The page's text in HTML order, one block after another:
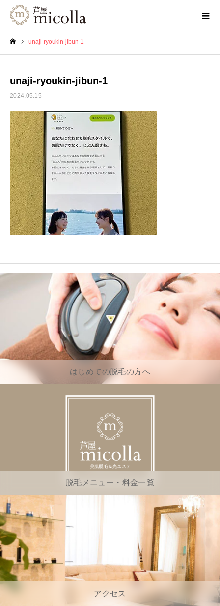
unaji-ryoukin-jibun-1
unaji-ryoukin-jibun-1
2024.05.15
はじめての脱毛の方へ
脱毛メニュー・料金一覧
アクセス